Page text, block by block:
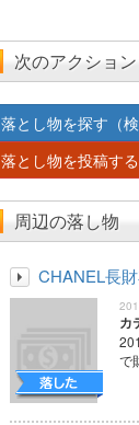
次のアクション
落とし物を探す（検
落とし物を投稿す
周辺の落し物
CHANEL長
カ
で